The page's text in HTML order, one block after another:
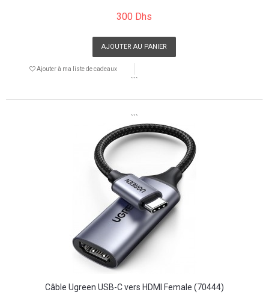
300 Dhs
AJOUTER AU PANIER
Ajouter à ma liste de cadeaux
```
```
Câble Ugreen USB-C vers HDMI Female (70444)